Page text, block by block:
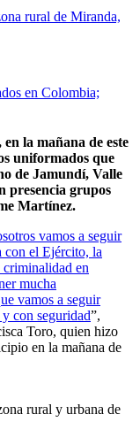
rural de Miranda,
en Colombia;
la mañana de este
uniformados que
de Jamundí, Valle
presencia grupos
Martínez.
vamos a seguir
con el Ejército, la
en
mucha
vamos a seguir
con seguridad”,
Toro, quien hizo
en la mañana de
rural y urbana de